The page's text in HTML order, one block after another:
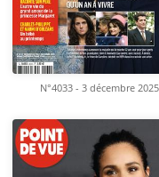
N°4033 - 3 décembre 2025